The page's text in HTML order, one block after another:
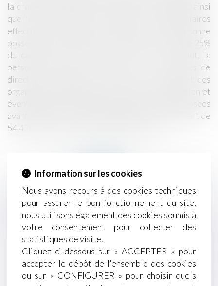
la charge des sociétés sous toutes leurs formes, ainsi
que les associations, de déclarer les bénéficiaires
effectifs de ces entités c’est-à-dire toute personne
possédant, directement ou indirectement, plus de 25%
du capital ou des droits de vote, ou, à défaut, la
personne exerçant un contrôle sur les organes de
direction ou de gestion au sein des sociétés et des
organismes de placement collectifs. La déclaration et
éventuellement ses annexes doivent être déposées
avant le 1er avril 2018 accompagné d’un règlement de
54,42€ au greffe du tribunal de commerce.
Historique
Travailleurs autonomes : l’exécutif propose de
leur accorder certains droits des salariés
Achat de voiture en ligne - Les options
n’entravent pas le droit de rétractation -
Actualité - UFC-Que Choisir
Information sur les cookies
Nous avons recours à des cookies techniques
pour assurer le bon fonctionnement du site,
nous utilisons également des cookies soumis à
votre consentement pour collecter des
statistiques de visite.
Cliquez ci-dessous sur « ACCEPTER » pour
accepter le dépôt de l'ensemble des cookies
ou sur « CONFIGURER » pour choisir quels